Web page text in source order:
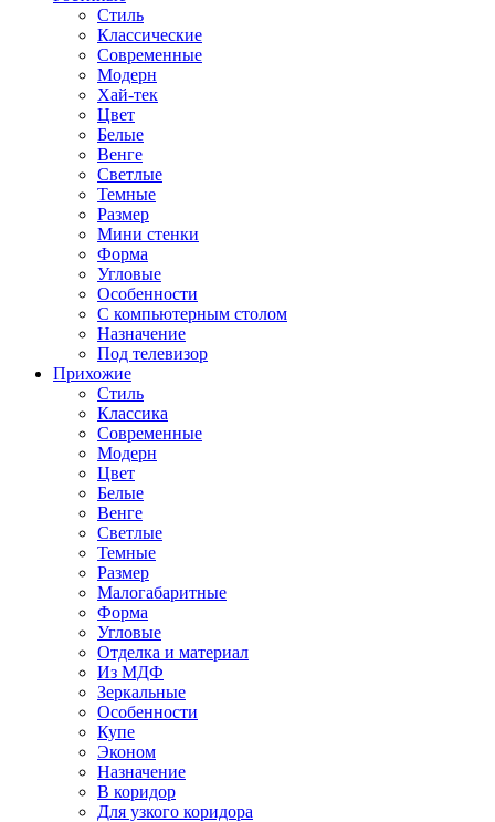
Стиль
Классические
Современные
Модерн
Хай-тек
Цвет
Белые
Венге
Светлые
Темные
Размер
Мини стенки
Форма
Угловые
Особенности
С компьютерным столом
Назначение
Под телевизор
Прихожие
Стиль
Классика
Современные
Модерн
Цвет
Белые
Венге
Светлые
Темные
Размер
Малогабаритные
Форма
Угловые
Отделка и материал
Из МДФ
Зеркальные
Особенности
Купе
Эконом
Назначение
В коридор
Для узкого коридора